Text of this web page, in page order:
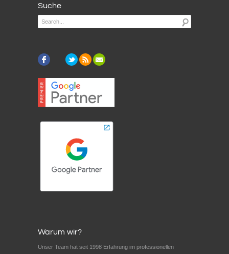
Suche
Warum wir?
Unser Team hat seit 1998 Erfahrung im professionellen